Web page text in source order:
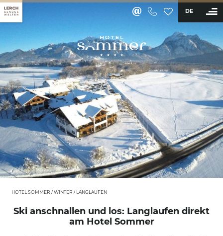
DE
BUCHEN
Hotel
Zimmer & Angebote
Wellness & Aktiv
Restaurant & Bar
Erleben
Sommer
Winter
Skifahren
HOTEL SOMMER /WINTER /LANGLAUFEN
Ski anschnallen und los: Langlaufen direkt
am Hotel Sommer